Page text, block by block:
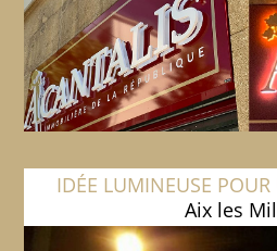
IDÉE LUMINEUSE
Aix les